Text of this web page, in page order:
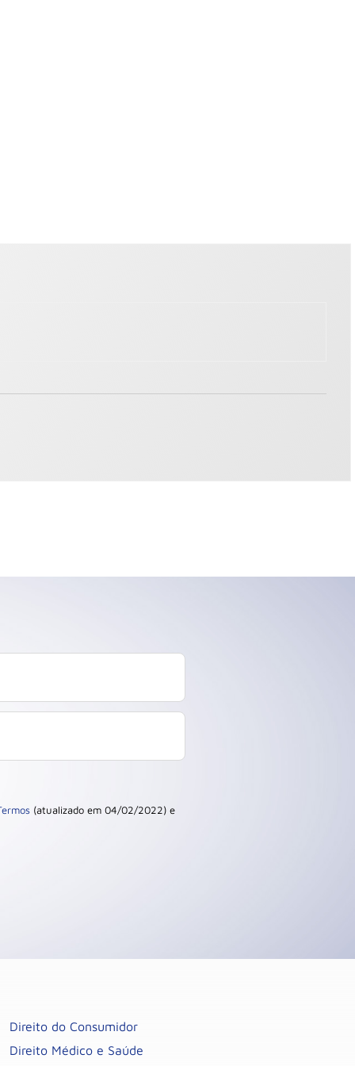
(atualizado em 04/02/2022) e
Direito do Consumidor
Direito Médico e Saúde